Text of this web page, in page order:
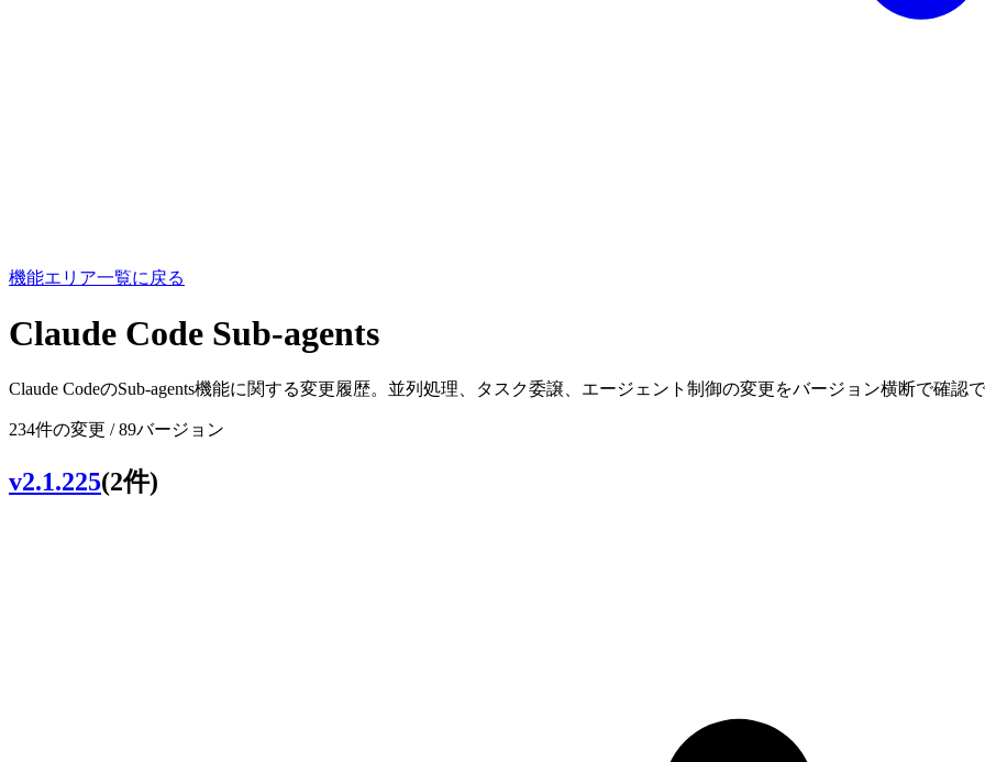
機能エリア一覧に戻る
Claude Code Sub-agents
Claude CodeのSub-agents機能に関する変更履歴。並列処理、タスク委譲、エージェント制御の変更をバージョン横断で確認で
234件の変更 / 89バージョン
v2.1.225(2件)